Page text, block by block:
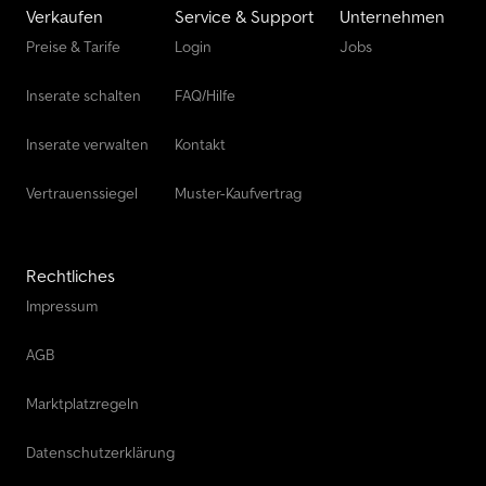
Verkaufen
Preise & Tarife
Inserate schalten
Inserate verwalten
Vertrauenssiegel
Service & Support
Login
FAQ/Hilfe
Kontakt
Muster-Kaufvertrag
Unternehmen
Jobs
Rechtliches
Impressum
AGB
Marktplatzregeln
Datenschutzerklärung